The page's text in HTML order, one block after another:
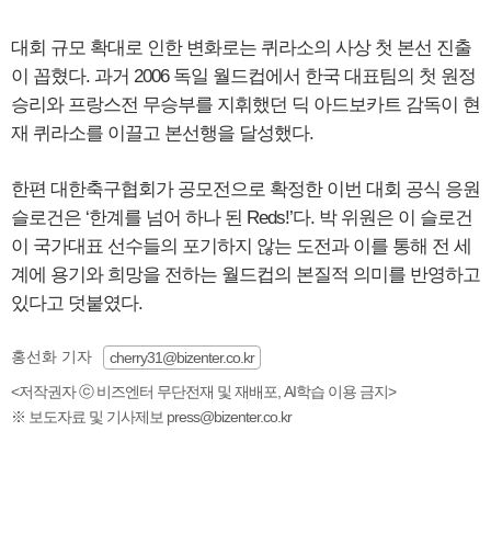
대회 규모 확대로 인한 변화로는 퀴라소의 사상 첫 본선 진출
이 꼽혔다. 과거 2006 독일 월드컵에서 한국 대표팀의 첫 원정
승리와 프랑스전 무승부를 지휘했던 딕 아드보카트 감독이 현
재 퀴라소를 이끌고 본선행을 달성했다.
한편 대한축구협회가 공모전으로 확정한 이번 대회 공식 응원
슬로건은 ‘한계를 넘어 하나 된 Reds!’다. 박 위원은 이 슬로건
이 국가대표 선수들의 포기하지 않는 도전과 이를 통해 전 세
계에 용기와 희망을 전하는 월드컵의 본질적 의미를 반영하고
있다고 덧붙였다.
홍선화 기자
cherry31@bizenter.co.kr
<저작권자 ⓒ 비즈엔터 무단전재 및 재배포, AI학습 이용 금지>
※ 보도자료 및 기사제보 press@bizenter.co.kr